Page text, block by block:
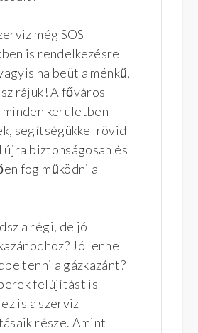
még SOS
is rendelkezésre
ha beüt a ménkű,
rájuk! A főváros
kerületben
segítségükkel rövid
biztonságosan és
fog működni a
a régi, de jól
Jó lenne
tenni a gázkazánt?
felújítást is
is a szerviz
része. Amint